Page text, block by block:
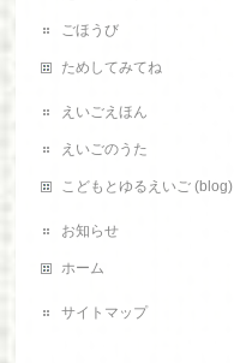
ごほうび
ためしてみてね
えいごえほん
えいごのうた
こどもとゆるえいご (blog)
お知らせ
ホーム
サイトマップ